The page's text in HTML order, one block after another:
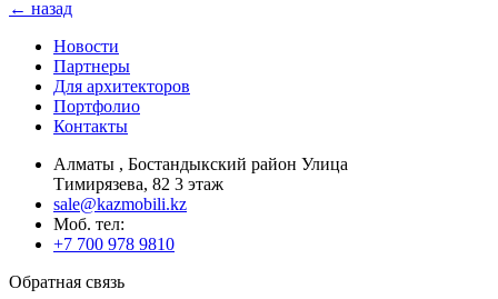
← назад
Новости
Партнеры
Для архитекторов
Портфолио
Контакты
Алматы , Бостандыкский район Улица
Тимирязева, 82 3 этаж
sale@kazmobili.kz
Moб. тел:
+7 700 978 9810
Обратная связь